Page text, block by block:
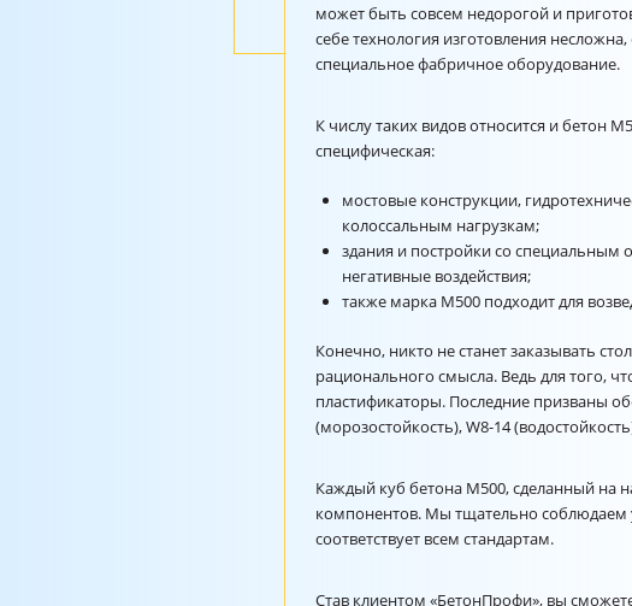
может быть совсем недорогой и
себе технология изготовления
специальное фабричное оборудование.
К числу таких видов относится и бетон
специфическая:
мостовые конструкции,
колоссальным нагрузкам;
здания и постройки со
негативные воздействия;
также марка М500 подходит для
Конечно, никто не станет заказывать
рационального смысла. Ведь для того,
пластификаторы. Последние призваны
(морозостойкость),W8-14
Каждый куб бетона М500, сделанный на
компонентов. Мы тщательно соблюдаем
соответствует всем стандартам.
Став клиентом «БетонПрофи», вы